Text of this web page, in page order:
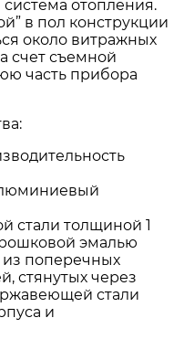
отопления.
в пол конструкции
около витражных
счет съемной
часть прибора
стали толщиной 1
эмалью
поперечных
стянутых через
стали
и